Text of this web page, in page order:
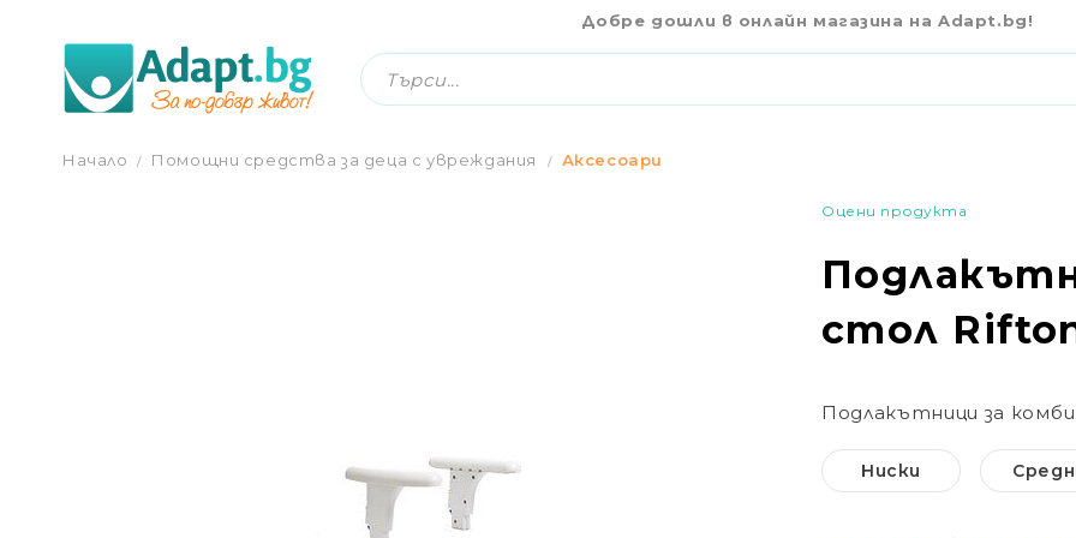
Добре дошли в онлайн магазина на Adapt.bg!
ПОДЛАКЪТНИЦИ ЗА КОМБИНИРАН СТОЛ RIFTON HTS €92
Начало Помощни средства за деца с увреждания Аксесоари
Оцени продукта
стол
Подлакътници за
Ниски